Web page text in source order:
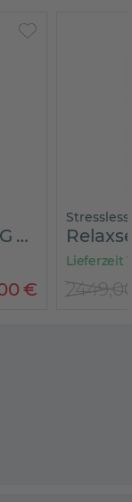
Relaxsessel mit Hocker WING CLASSIC
€
Stressless
Lieferzeit